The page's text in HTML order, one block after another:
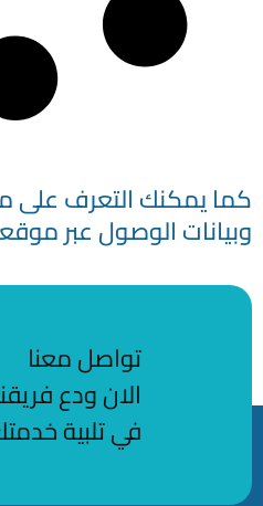
التعرف على موقع
الوصول عبر موقعنا على
تواصل معنا
الان ودع فريقنا
في تلبية خدمتك